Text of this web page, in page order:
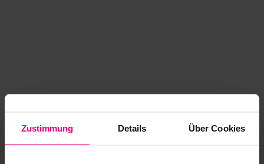
Zustimmung Details Über Cookies